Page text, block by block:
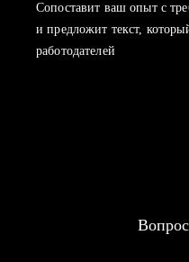
Сопоставит ваш опыт с
и предложит текст,
работодателей